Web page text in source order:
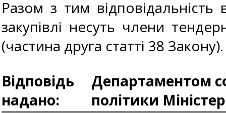
Разом з тим
закупівлі несуть члени
(частина друга статті 38 Закону).
Відповідь
надано:
Департаментом
політики